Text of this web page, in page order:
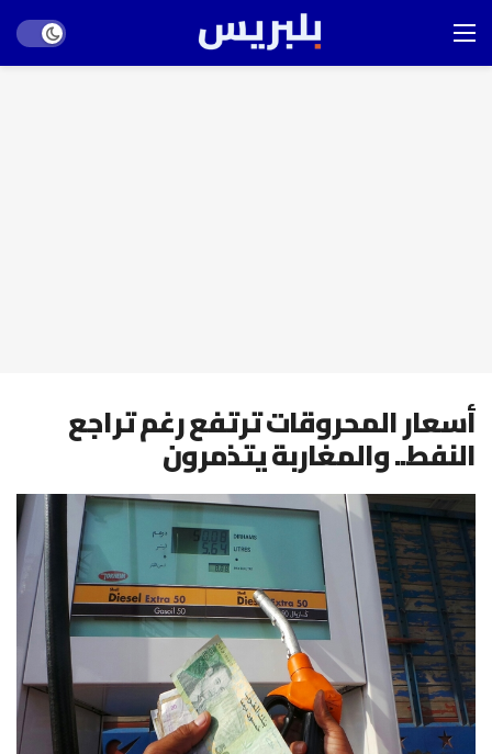
mode
أسعار المحروقات ترتفع رغم تراجع
النفط.. والمغاربة يتذمرون